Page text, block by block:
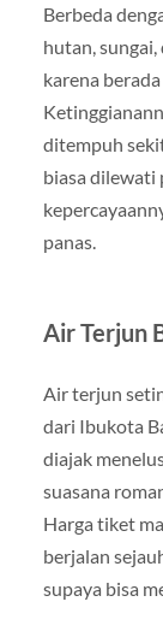
Berbeda
hutan,
karena
ditempuh
biasa dilewati
panas.
Air Terjun
Air terjun
dari Ibukota
diajak
suasana
Harga tiket
berjalan
supaya bisa